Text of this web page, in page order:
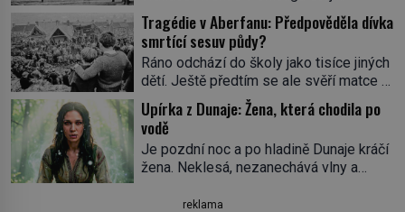
Dračí trojúhelník skutečně prokletým
místem, nebo se zde jen nebezpečná
příroda proměnila v jednu z
nejpůsobivějších námořních záhad? […]
nenápadná pošta. Nemá žádný speciální
nápis ani pamětní desku. A přesto prý
místní zaměstnanci neradi chodí do
sklepa. Právě tady totiž sídlil sériový
vrah H. H. Holmes a také
nejpropracovanější past na lidi
v dějinách americké kriminalistiky.
Herman Webster Mudgett (1861–1896)
přijíždí […]
Tragédie v Aberfanu: Předpověděla dívka
smrtící sesuv půdy?
Ráno odchází do školy jako tisíce jiných
dětí. Ještě předtím se ale svěří matce s
podivným snem. Ve škole, kterou dobře
zná, tentokrát nevidí budovu ani
spolužáky. Místo nich se před ní tyčí
cosi temného. O několik hodin později je
mrtvá. Mohla devítiletá Zahlédla vlastní
vesnice Aberfan […]
Upírka z Dunaje: Žena, která chodila po
vodě
Je pozdní noc a po hladině Dunaje kráčí
žena. Neklesá, nezanechává vlny a
pod ní byla dlažbou. Muž, který ji z
reklama